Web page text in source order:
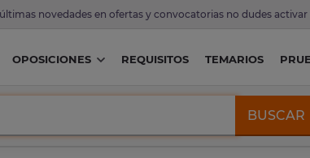
novedades en ofertas y convocatorias no dudes activar
OPOSICIONES REQUISITOS TEMARIOS
BUSCAR